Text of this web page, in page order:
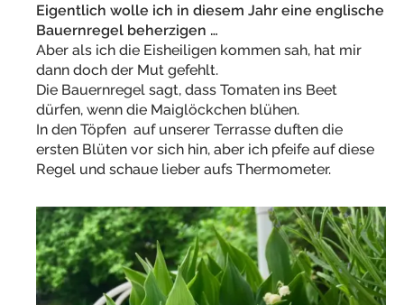
Eigentlich wolle ich in diesem Jahr eine englische
Bauernregel beherzigen …
Aber als ich die Eisheiligen kommen sah, hat mir
dann doch der Mut gefehlt.
Die Bauernregel sagt, dass Tomaten ins Beet
dürfen, wenn die Maiglöckchen blühen.
In den Töpfen auf unserer Terrasse duften die
ersten Blüten vor sich hin, aber ich pfeife auf diese
Regel und schaue lieber aufs Thermometer.